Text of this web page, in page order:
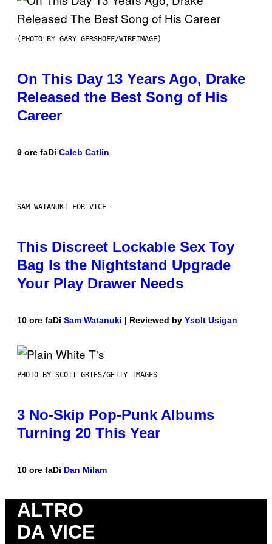
(PHOTO BY GARY GERSHOFF/WIREIMAGE)
On This Day 13 Years Ago, Drake
Released the Best Song of His
Career
9 ore faDi Caleb Catlin
SAM WATANUKI FOR VICE
This Discreet Lockable Sex Toy
Bag Is the Nightstand Upgrade
Your Play Drawer Needs
10 ore faDi Sam Watanuki | Reviewed by Ysolt Usigan
PHOTO BY SCOTT GRIES/GETTY IMAGES
3 No-Skip Pop-Punk Albums
Turning 20 This Year
10 ore faDi Dan Milam
ALTRO
DA VICE